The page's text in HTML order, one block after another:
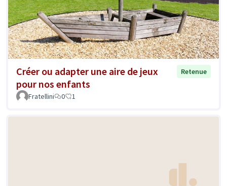
Créer ou adapter une aire de jeux
pour nos enfants
Retenue
Fratellini 0 1